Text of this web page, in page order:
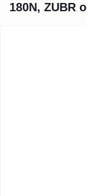
180N, ZUBR